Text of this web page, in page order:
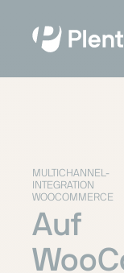
MULTICHANNEL-
INTEGRATION
WOOCOMMERCE
Auf